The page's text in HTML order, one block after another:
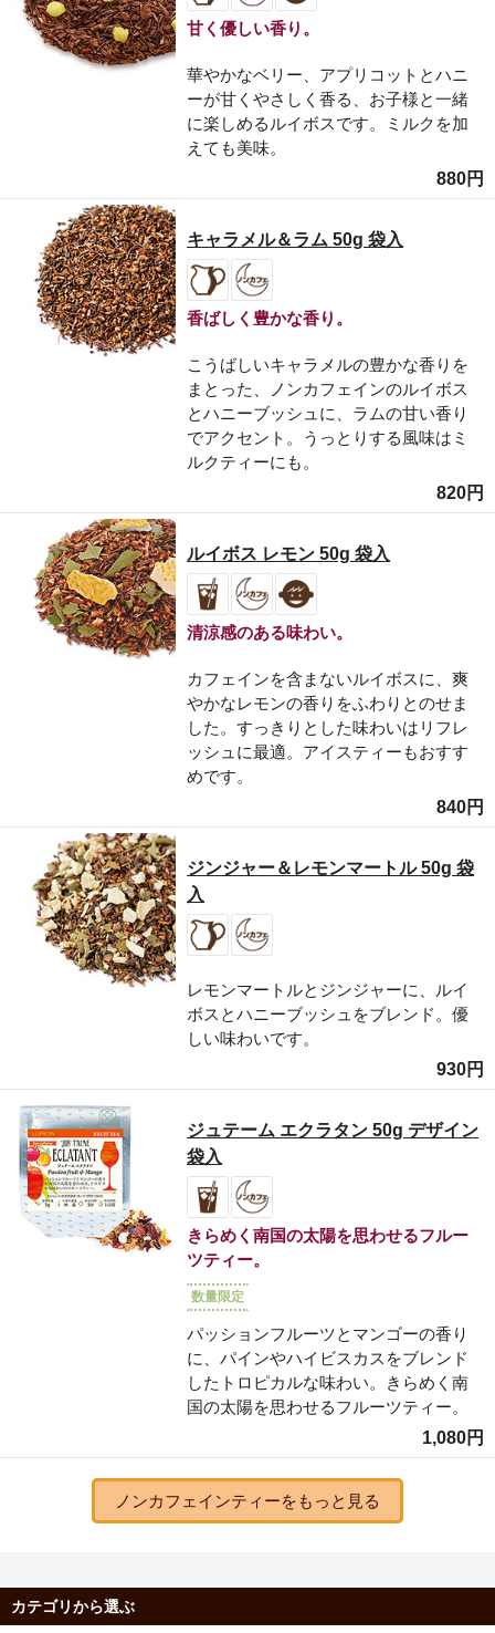
甘く優しい香り。
華やかなベリー、アプリコットとハニ
ーが甘くやさしく香る、お子様と一緒
に楽しめるルイボスです。ミルクを加
えても美味。
880円
キャラメル＆ラム 50g 袋入
香ばしく豊かな香り。
こうばしいキャラメルの豊かな香りを
まとった、ノンカフェインのルイボス
とハニーブッシュに、ラムの甘い香り
でアクセント。うっとりする風味はミ
ルクティーにも。
820円
ルイボス レモン 50g 袋入
清涼感のある味わい。
カフェインを含まないルイボスに、爽
やかなレモンの香りをふわりとのせま
した。すっきりとした味わいはリフレ
ッシュに最適。アイスティーもおすす
めです。
840円
ジンジャー＆レモンマートル 50g 袋
入
レモンマートルとジンジャーに、ルイ
ボスとハニーブッシュをブレンド。優
しい味わいです。
930円
ジュテーム エクラタン 50g デザイン
袋入
きらめく南国の太陽を思わせるフルー
ツティー。
数量限定
パッションフルーツとマンゴーの香り
に、パインやハイビスカスをブレンド
したトロピカルな味わい。きらめく南
国の太陽を思わせるフルーツティー。
1,080円
ノンカフェインティーをもっと見る
カテゴリから選ぶ